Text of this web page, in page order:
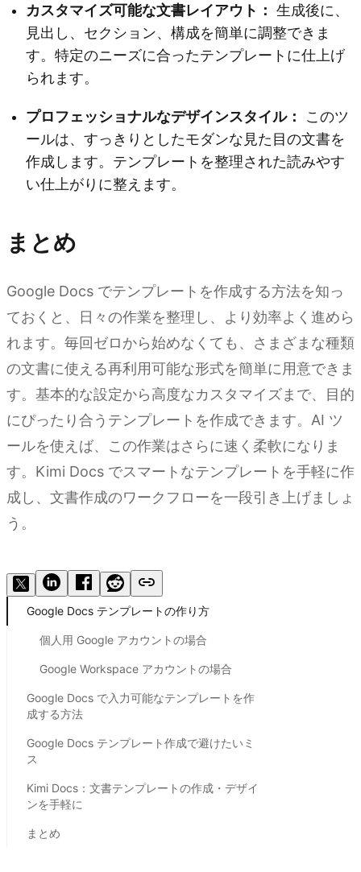
カスタマイズ可能な文書レイアウト： 生成後に、
見出し、セクション、構成を簡単に調整できま
す。特定のニーズに合ったテンプレートに仕上げ
られます。
プロフェッショナルなデザインスタイル：
このツ
ールは、すっきりとしたモダンな見た目の文書を
作成します。テンプレートを整理された読みやす
い仕上がりに整えます。
まとめ
Google Docs でテンプレートを作成する方法を知っ
ておくと、日々の作業を整理し、より効率よく進めら
れます。毎回ゼロから始めなくても、さまざまな種類
の文書に使える再利用可能な形式を簡単に用意できま
す。基本的な設定から高度なカスタマイズまで、目的
にぴったり合うテンプレートを作成できます。AI ツ
ールを使えば、この作業はさらに速く柔軟になりま
す。Kimi Docs でスマートなテンプレートを手軽に作
成し、文書作成のワークフローを一段引き上げましょ
う。
Google Docs テンプレートの作り方
個人用 Google アカウントの場合
Google Workspace アカウントの場合
Google Docs で入力可能なテンプレートを作
成する方法
Google Docs テンプレート作成で避けたいミ
ス
Kimi Docs：文書テンプレートの作成・デザイ
ンを手軽に
まとめ